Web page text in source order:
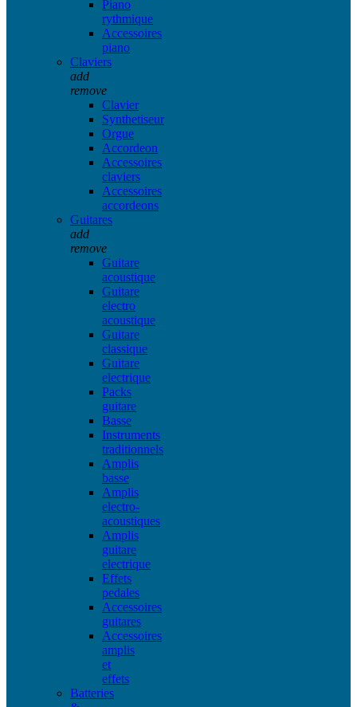
Piano
rythmique
Accessoires
piano
Claviers
add
remove
Clavier
Synthetiseur
Orgue
Accordeon
Accessoires
claviers
Accessoires
accordeons
Guitares
add
remove
Guitare
acoustique
Guitare
electro
acoustique
Guitare
classique
Guitare
electrique
Packs
guitare
Basse
Instruments
traditionnels
Amplis
basse
Amplis
electro-
acoustiques
Amplis
guitare
electrique
Effets
pedales
Accessoires
guitares
Accessoires
amplis
et
effets
Batteries